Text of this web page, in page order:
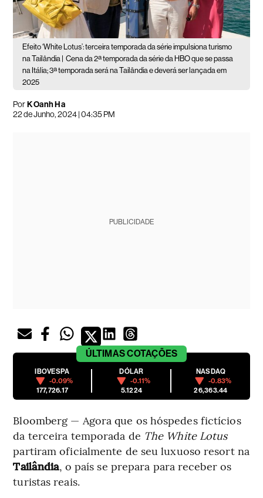
Efeito ‘White Lotus’: terceira temporada da série impulsiona turismo
na Tailândia |
Cena da 2ª temporada da série da HBO que se passa
na Itália; 3ª temporada será na Tailândia e deverá ser lançada em
2025
PorK Oanh Ha
22 de Junho, 2024 | 04:35 PM
PUBLICIDADE
ÚLTIMASCOTAÇÕES
IBOVESPA
-0.09%
177,726.17
DÓLAR
-0.11%
5.1224
NASDAQ
-0.83%
26,363.44
Bloomberg — Agora que os hóspedes fictícios
da terceira temporada de The White Lotus
partiram oficialmente de seu luxuoso resort na
Tailândia, o país se prepara para receber os
turistas reais.